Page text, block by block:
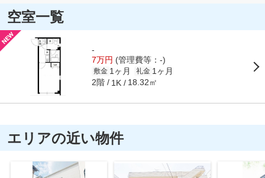
空室一覧
-
7万円 (管理費等：-)
敷金 1ヶ月 礼金 1ヶ月
2階 1K 18.32㎡
エリアの近い物件